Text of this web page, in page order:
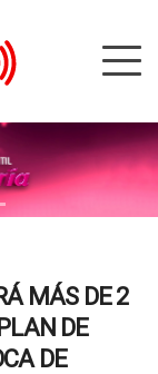
MÁS DE 2
DE
DE